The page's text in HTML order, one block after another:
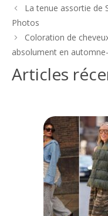
Navigation
des
La tenue assortie de
Photos
Coloration de
absolument en
Articles